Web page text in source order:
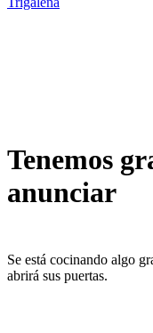
Tenemos
anunciar
Se está cocinando algo
abrirá sus puertas.